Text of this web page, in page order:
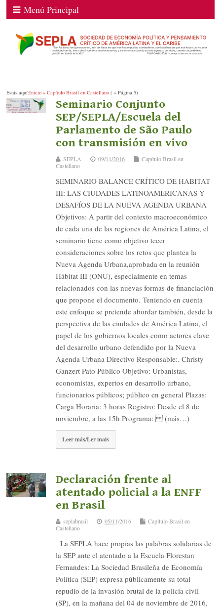
Menú Principal
Estás aquí:Inicio »Capítulo Brasil en Castellano ( » Página 5)
Seminario Conjunto
SEP/SEPLA/Escuela del
Parlamento de São Paulo
con transmisión en vivo
SEPLA 09/11/2016
Capítulo Brasil en
Castellano
SEMINARIO BALANCE CRÍTICO DE HABITAT
III: LAS CIUDADES LATINOAMERICANAS Y
DESAFÍOS DE LA NUEVA AGENDA URBANA
Objetivos: A partir del contexto macroeconómico
de cada una de las regiones de América Latina, el
seminario tiene como objetivo tecer
consideraciones sobre los retos que plantea la
Nueva Agenda Urbana,aprobada en la reunión
Hábitat III (ONU), especialmente en temas
relacionados con las nuevas formas de financiación
que propone el documento. Teniendo en cuenta
este enfoque se pretende abordar también, desde la
perspectiva de las ciudades de América Latina, el
papel de los gobiernos locales como actores clave
del desarrollo urbano defendido por la Nueva
Agenda Urbana Directivo Responsable:. Christy
Ganzert Pato Público Objetivo: Urbanistas,
economistas, expertos en desarrollo urbano,
funcionarios públicos; público en general Plazas:
Carga Horaria: 3 horas Registro: Desde el 8 de
noviembre, a las 15h Programa: (más…)
Leer más/Ler mais
Declaración frente al
atentado policial a la ENFF
en Brasil
seplabrasil 05/11/2016
Capítulo Brasil en
Castellano
La SEPLA hace propias las palabras solidarias de
la SEP ante el atentado a la Escuela Florestan
Fernandes: La Sociedad Brasileña de Economía
Política (SEP) expresa públicamente su total
repudio de la invasión brutal de la policía civil
(SP), en la mañana del 04 de noviembre de 2016,